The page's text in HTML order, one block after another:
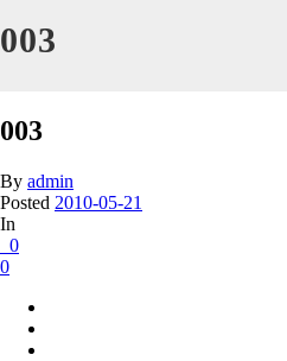
003
003
By admin
Posted 2010-05-21
In
0
0